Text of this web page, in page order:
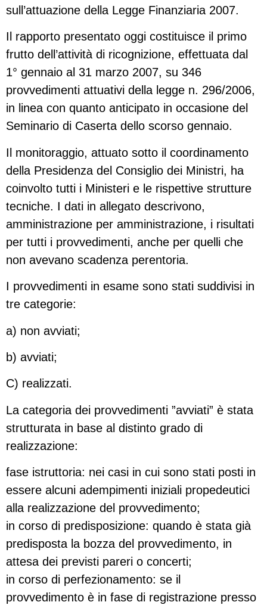
sull’attuazione della Legge Finanziaria 2007.
Il rapporto presentato oggi costituisce il primo
frutto dell’attività di ricognizione, effettuata dal
1° gennaio al 31 marzo 2007, su 346
provvedimenti attuativi della legge n. 296/2006,
in linea con quanto anticipato in occasione del
Seminario di Caserta dello scorso gennaio.
Il monitoraggio, attuato sotto il coordinamento
della Presidenza del Consiglio dei Ministri, ha
coinvolto tutti i Ministeri e le rispettive strutture
tecniche. I dati in allegato descrivono,
amministrazione per amministrazione, i risultati
per tutti i provvedimenti, anche per quelli che
non avevano scadenza perentoria.
I provvedimenti in esame sono stati suddivisi in
tre categorie:
a) non avviati;
b) avviati;
C) realizzati.
La categoria dei provvedimenti ”avviati” è stata
strutturata in base al distinto grado di
realizzazione:
fase istruttoria: nei casi in cui sono stati posti in
essere alcuni adempimenti iniziali propedeutici
alla realizzazione del provvedimento;
in corso di predisposizione: quando è stata già
predisposta la bozza del provvedimento, in
attesa dei previsti pareri o concerti;
in corso di perfezionamento: se il
provvedimento è in fase di registrazione presso